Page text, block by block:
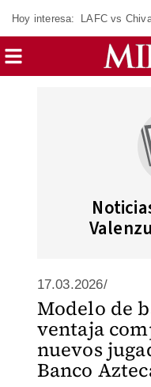
Hoy interesa: LAFC vs
17.03.2026/
Modelo de
ventaja
nuevos
Banco